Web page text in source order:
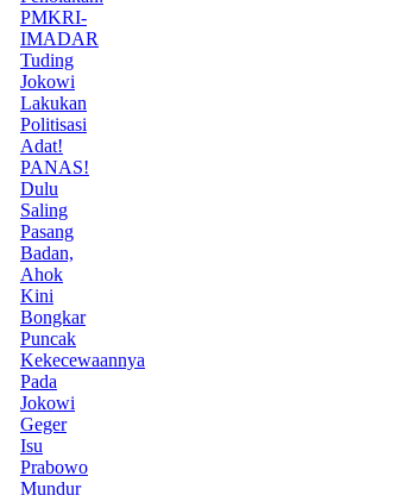
PMKRI-
IMADAR
Tuding
Jokowi
Lakukan
Politisasi
Adat!
PANAS!
Dulu
Saling
Pasang
Badan,
Ahok
Kini
Bongkar
Puncak
Kekecewaannya
Pada
Jokowi
Geger
Isu
Prabowo
Mundur